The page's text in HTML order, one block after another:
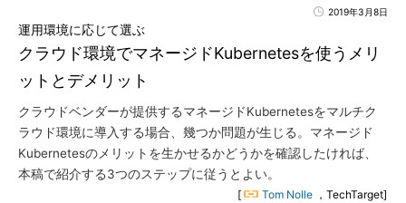
2019年3月8日
クラウド環境でマネージドKubernetesを使うメリ
ットとデメリット
運用環境に応じて選ぶ
クラウドベンダーが提供するマネージドKubernetesをマルチク
ラウド環境に導入する場合、幾つか問題が生じる。マネージド
Kubernetesのメリットを生かせるかどうかを確認したければ、
本稿で紹介する3つのステップに従うとよい。
[ Tom Nolle ，TechTarget]